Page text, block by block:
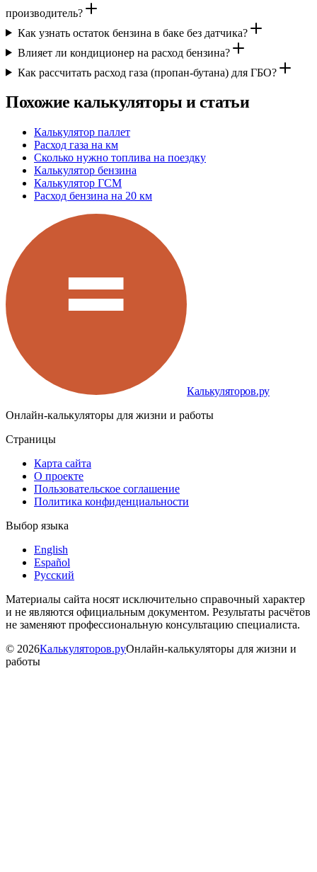
производитель?
Как узнать остаток бензина в баке без датчика?
Влияет ли кондиционер на расход бензина?
Как рассчитать расход газа (пропан-бутана) для ГБО?
Похожие калькуляторы и статьи
Калькулятор паллет
Расход газа на км
Сколько нужно топлива на поездку
Калькулятор бензина
Калькулятор ГСМ
Расход бензина на 20 км
Калькуляторов.ру
Онлайн-калькуляторы для жизни и работы
Страницы
Карта сайта
О проекте
Пользовательское соглашение
Политика конфиденциальности
Выбор языка
English
Español
Русский
Материалы сайта носят исключительно справочный характер
и не являются официальным документом. Результаты расчётов
не заменяют профессиональную консультацию специалиста.
© 2026Калькуляторов.руОнлайн-калькуляторы для жизни и
работы